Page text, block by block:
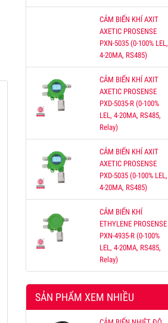
CẢM BIẾN KHÍ AXIT
AXETIC PROSENSE
PXN-5035 (0-100% LEL,
4-20MA, RS485)
CẢM BIẾN KHÍ AXIT
AXETIC PROSENSE
PXD-5035-R (0-100%
LEL, 4-20MA, RS485,
Relay)
CẢM BIẾN KHÍ AXIT
AXETIC PROSENSE
PXD-5035 (0-100% LEL,
4-20MA, RS485)
CẢM BIẾN KHÍ
ETHYLENE PROSENSE
PXN-4935-R (0-100%
LEL, 4-20MA, RS485,
Relay)
SẢN PHẨM XEM NHIỀU